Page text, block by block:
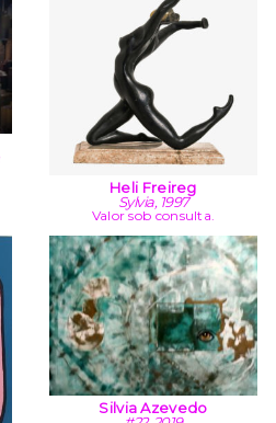
Heli Freireg
Sylvia, 1997
Valor sob consulta.
Silvia Azevedo